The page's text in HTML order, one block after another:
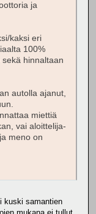
ja
kaksi eri
100%
hinnaltaan
autolla ajanut,
miettiä
vai aloittelija-
meno on
kuski samantien